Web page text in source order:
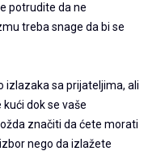
potrudite da ne
treba snage da bi se
izlazaka sa prijateljima, ali
dok se vaše
značiti da ćete morati
nego da izlažete